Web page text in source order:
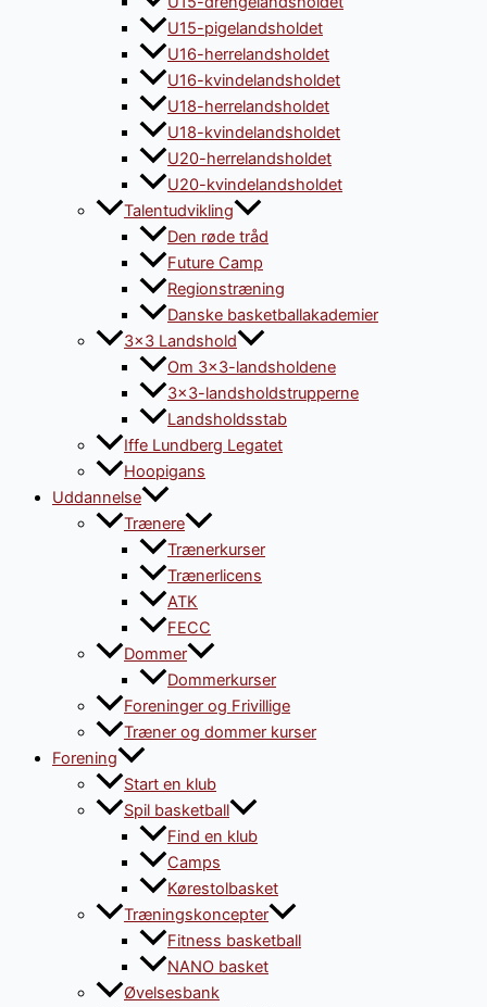
U15-pigelandsholdet
U16-herrelandsholdet
U16-kvindelandsholdet
U18-herrelandsholdet
U18-kvindelandsholdet
U20-herrelandsholdet
U20-kvindelandsholdet
Talentudvikling
Den røde tråd
Future Camp
Regionstræning
Danske basketballakademier
3×3 Landshold
Om 3×3-landsholdene
3×3-landsholdstrupperne
Landsholdsstab
Iffe Lundberg Legatet
Hoopigans
Uddannelse
Trænere
Trænerkurser
Trænerlicens
ATK
FECC
Dommer
Dommerkurser
Foreninger og Frivillige
Træner og dommer kurser
Forening
Start en klub
Spil basketball
Find en klub
Camps
Kørestolbasket
Træningskoncepter
Fitness basketball
NANO basket
Øvelsesbank